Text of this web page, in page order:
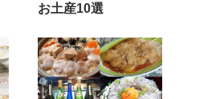
お土産10選